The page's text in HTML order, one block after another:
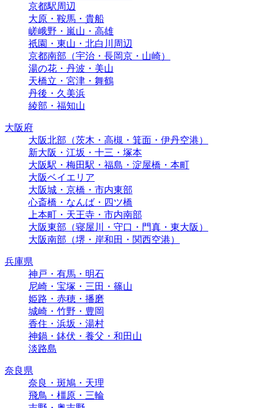
京都駅周辺
大原・鞍馬・貴船
嵯峨野・嵐山・高雄
祇園・東山・北白川周辺
京都南部（宇治・長岡京・山崎）
湯の花・丹波・美山
天橋立・宮津・舞鶴
丹後・久美浜
綾部・福知山
大阪府
大阪北部（茨木・高槻・箕面・伊丹空港）
新大阪・江坂・十三・塚本
大阪駅・梅田駅・福島・淀屋橋・本町
大阪ベイエリア
大阪城・京橋・市内東部
心斎橋・なんば・四ツ橋
上本町・天王寺・市内南部
大阪東部（寝屋川・守口・門真・東大阪）
大阪南部（堺・岸和田・関西空港）
兵庫県
神戸・有馬・明石
尼崎・宝塚・三田・篠山
姫路・赤穂・播磨
城崎・竹野・豊岡
香住・浜坂・湯村
神鍋・鉢伏・養父・和田山
淡路島
奈良県
奈良・斑鳩・天理
飛鳥・橿原・三輪